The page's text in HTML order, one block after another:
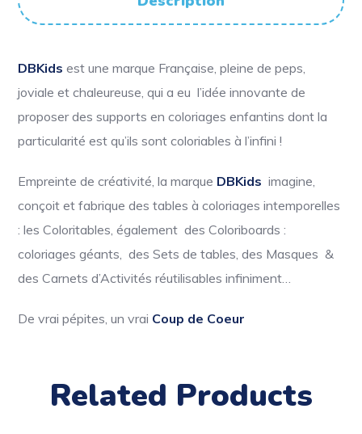
DBKids est une marque Française, pleine de peps,
joviale et chaleureuse, qui a eu l’idée innovante de
proposer des supports en coloriages enfantins dont la
particularité est qu’ils sont coloriables à l’infini !
Empreinte de créativité, la marque DBKids imagine,
conçoit et fabrique des tables à coloriages intemporelles
: les Coloritables, également des Coloriboards :
coloriages géants, des Sets de tables, des Masques &
des Carnets d’Activités réutilisables infiniment…
De vrai pépites, un vrai Coup de Coeur
Related Products